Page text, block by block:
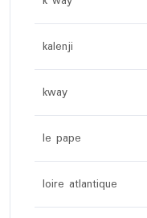
kalenji
kway
le pape
loire atlantique